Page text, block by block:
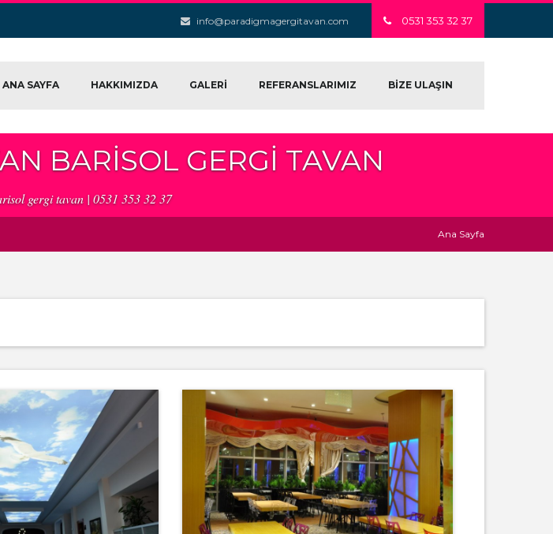
info@paradigmagergitavan.com 0531 353 32 37
ANA SAYFA HAKKIMIZDA GALERİ REFERANSLARIMIZ BİZE ULAŞIN
BARISOL GERGI TAVAN
gergi tavan | 0531 353 32 37
Ana Sayfa